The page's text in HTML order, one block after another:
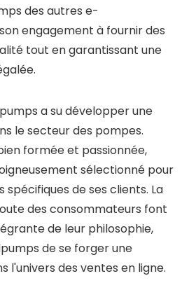
des autres e-
engagement à fournir des
tout en garantissant une
a su développer une
le secteur des pompes.
formée et passionnée,
sélectionné pour
spécifiques de ses clients. La
des consommateurs font
de leur philosophie,
de se forger une
l'univers des ventes en ligne.